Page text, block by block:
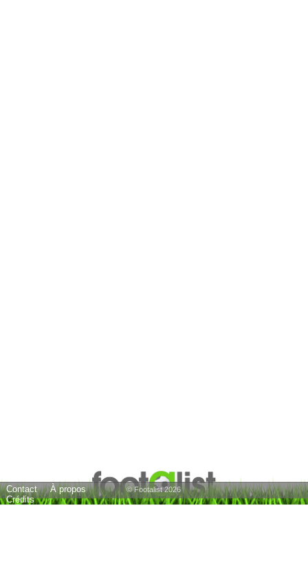
Contact
À propos
Crédits
© Footalist 2026